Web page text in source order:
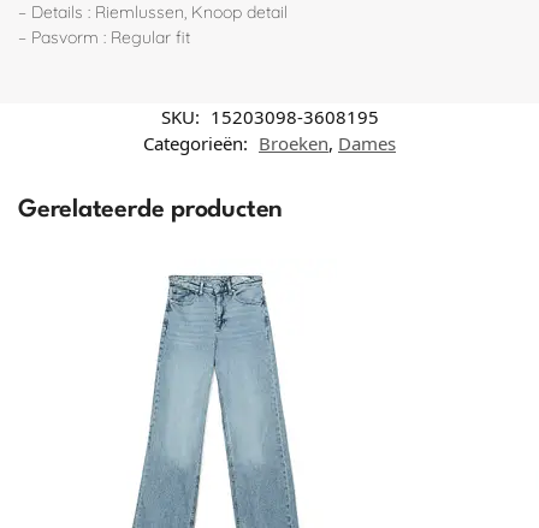
– Details : Riemlussen, Knoop detail
– Pasvorm : Regular fit
SKU: 15203098-3608195
Categorieën: Broeken, Dames
Gerelateerde producten